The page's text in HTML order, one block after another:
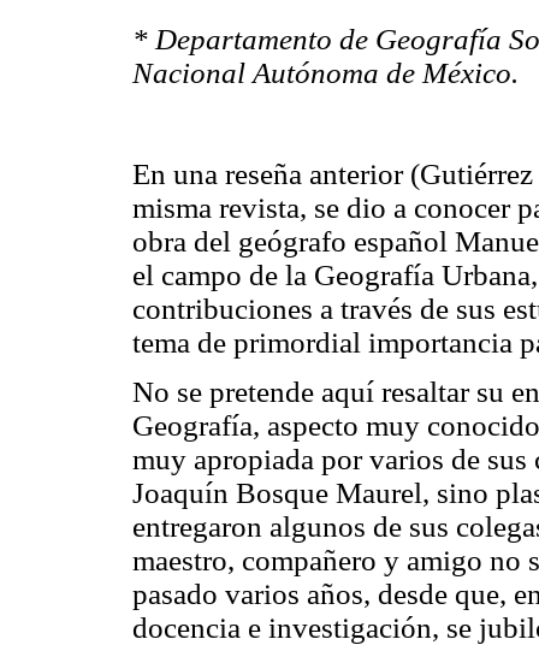
* Departamento de Geografía
Nacional Autónoma de México.
En una reseña anterior
misma revista, se dio a conocer
obra del geógrafo español
el campo de la Geografía
contribuciones a través de sus
tema de primordial importancia
No se pretende aquí resaltar su
Geografía, aspecto muy
muy apropiada por varios de
Joaquín Bosque Maurel, sino
entregaron algunos de sus
maestro, compañero y amigo no
pasado varios años, desde que,
docencia e investigación, se